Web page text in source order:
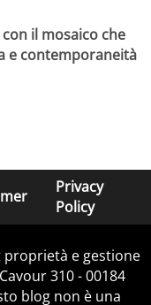
il mosaico che
e contemporaneità
Privacy
Policy
proprietà e gestione
310 - 00184
blog non è una